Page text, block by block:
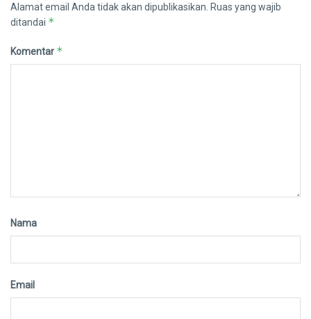
Alamat email Anda tidak akan dipublikasikan. Ruas yang wajib
ditandai *
Komentar *
Nama
Email